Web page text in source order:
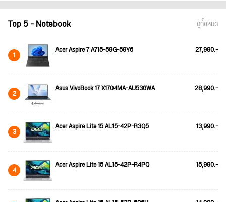
Top 5 - Notebook ดูทั้งหมด
1 Acer Aspire 7 A715-59G-59Y6 27,990.-
2 Asus VivoBook 17 X1704MA-AU536WA 28,990.-
3 Acer Aspire Lite 15 AL15-42P-R3Q5 13,990.-
4 Acer Aspire Lite 15 AL15-42P-R4PQ 15,990.-